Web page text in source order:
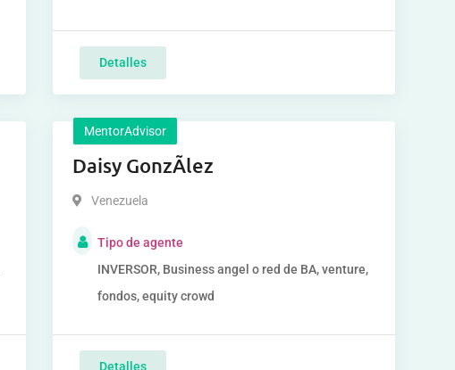
Detalles
MentorAdvisor
Daisy GonzÃlez
Venezuela
Tipo de agente
INVERSOR, Business angel o red de BA, venture,
fondos, equity crowd
Detalles